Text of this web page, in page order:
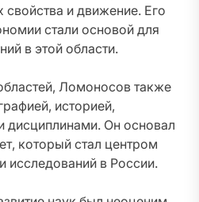
свойства и движение. Его
стали основой для
в этой области.
Ломоносов также
историей,
дисциплинами. Он основал
который стал центром
исследований в России.